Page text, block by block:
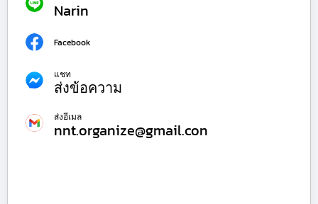
Narin
Facebook
แชท
ส่งข้อความ
ส่งอีเมล
nnt.organize@gmail.con